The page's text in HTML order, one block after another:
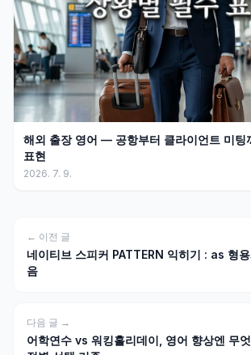
해외 출장 영어 — 공항부터 클라이언트 미팅
표현
2026. 7. 9.
← 이전 글
네이티브 스피커 PATTERN 익히기 : as 형
음
다음 글 →
어학연수 vs 워킹홀리데이, 영어 향상엔 무